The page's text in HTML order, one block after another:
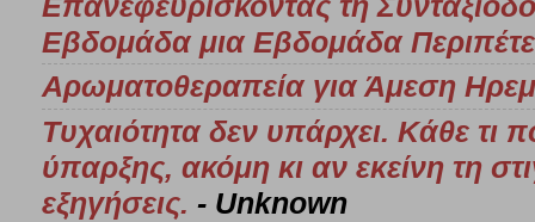
Εβδομάδα μια Εβδομάδα
Αρωματοθεραπεία για Άμεση
Τυχαιότητα δεν υπάρχει. Κάθε τι
ύπαρξης, ακόμη κι αν εκείνη τη
εξηγήσεις. - Unknown